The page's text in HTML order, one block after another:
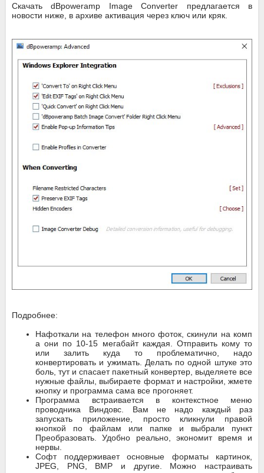
Скачать dBpoweramp Image Converter предлагается в
новости ниже, в архиве активация через ключ или кряк.
Подробнее:
Нафоткали на телефон много фоток, скинули на комп
а они по 10-15 мегабайт каждая. Отправить кому то
или залить куда то проблематично, надо
конвертировать и ужимать. Делать по одной штуке это
боль, тут и спасает пакетный конвертер, выделяете все
нужные файлы, выбираете формат и настройки, жмете
кнопку и программа сама все прогоняет.
Программа встраивается в контекстное меню
проводника Виндовс. Вам не надо каждый раз
запускать приложение, просто кликнули правой
кнопкой по файлам или папке и выбрали пункт
Преобразовать. Удобно реально, экономит время и
нервы.
Софт поддерживает основные форматы картинок,
JPEG, PNG, BMP и другие. Можно настраивать